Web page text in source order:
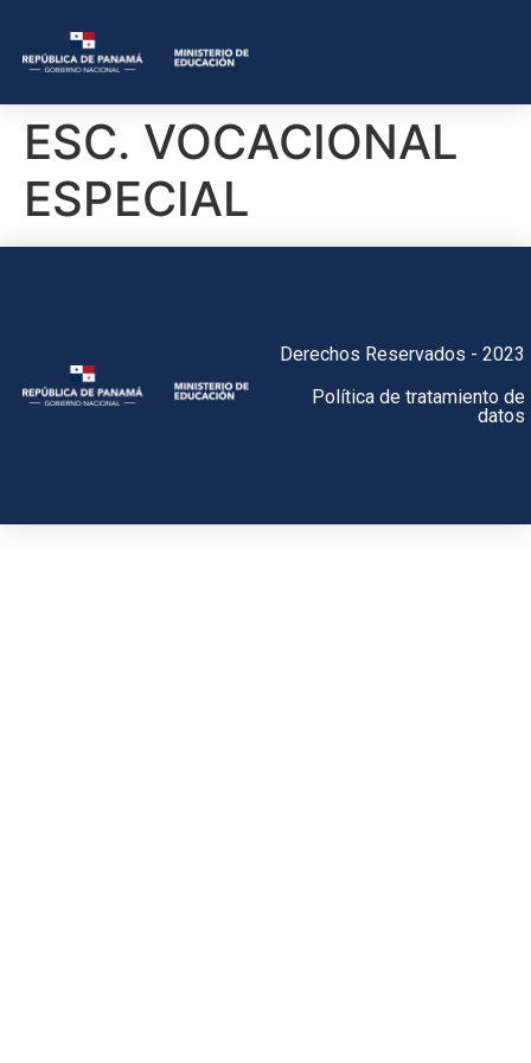
ESC. VOCACIONAL
ESPECIAL
Derechos Reservados - 2023
Política de tratamiento de
datos